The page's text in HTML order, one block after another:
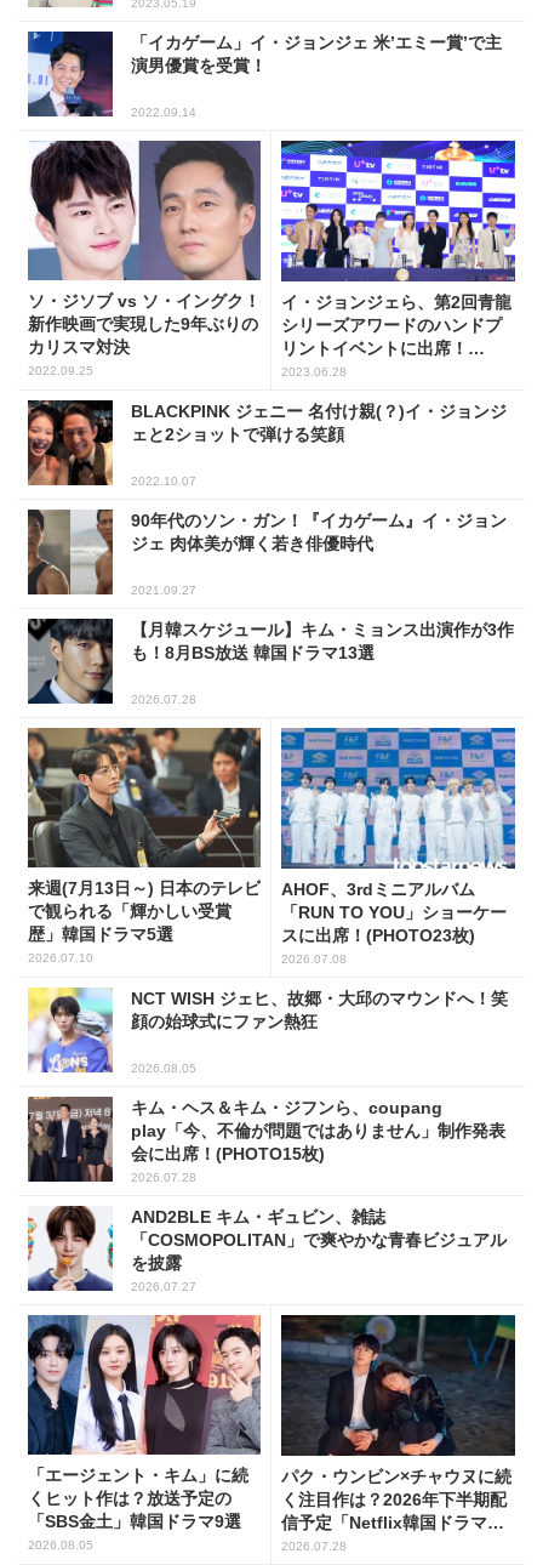
2023.05.19
「イカゲーム」イ・ジョンジェ 米’エミー賞’で主
演男優賞を受賞！
2022.09.14
ソ・ジソブ vs ソ・イングク！
新作映画で実現した9年ぶりの
カリスマ対決
2022.09.25
イ・ジョンジェら、第2回青龍
シリーズアワードのハンドプ
リントイベントに出席！
(PHOTO12枚)
2023.06.28
BLACKPINK ジェニー 名付け親(？)イ・ジョンジ
ェと2ショットで弾ける笑顔
2022.10.07
90年代のソン・ガン！『イカゲーム』イ・ジョン
ジェ 肉体美が輝く若き俳優時代
2021.09.27
【月韓スケジュール】キム・ミョンス出演作が3作
も！8月BS放送 韓国ドラマ13選
2026.07.28
来週(7月13日～) 日本のテレビ
で観られる「輝かしい受賞
歴」韓国ドラマ5選
2026.07.10
AHOF、3rdミニアルバム
「RUN TO YOU」ショーケー
スに出席！(PHOTO23枚)
2026.07.08
NCT WISH ジェヒ、故郷・大邱のマウンドへ！笑
顔の始球式にファン熱狂
2026.08.05
キム・ヘス＆キム・ジフンら、coupang
play「今、不倫が問題ではありません」制作発表
会に出席！(PHOTO15枚)
2026.07.28
AND2BLE キム・ギュビン、雑誌
「COSMOPOLITAN」で爽やかな青春ビジュアル
を披露
2026.07.27
「エージェント・キム」に続
くヒット作は？放送予定の
「SBS金土」韓国ドラマ9選
2026.08.05
パク・ウンビン×チャウヌに続
く注目作は？2026年下半期配
信予定「Netflix韓国ドラマ」8
選
2026.07.28